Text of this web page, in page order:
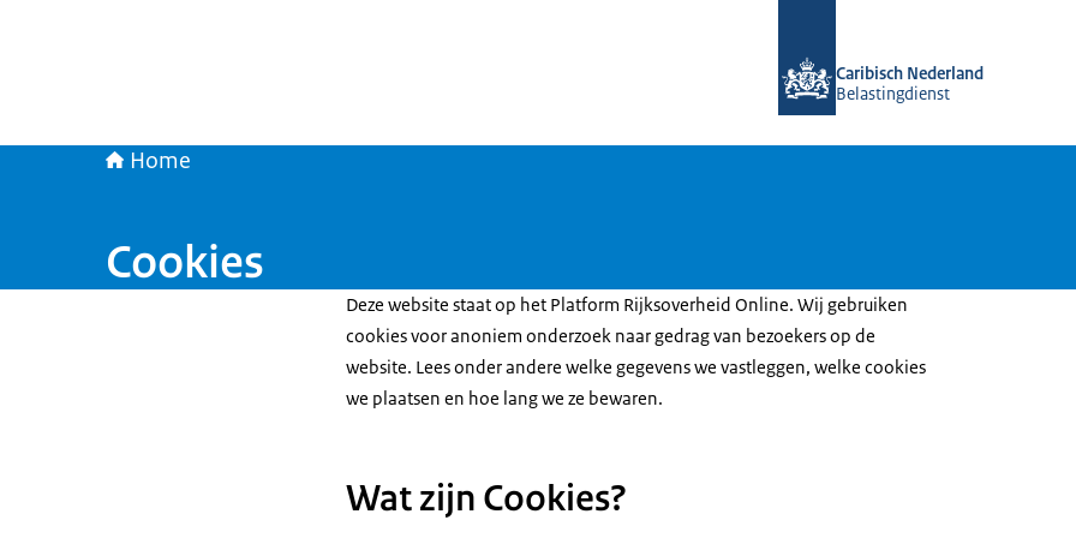
Caribisch Nederland
Belastingdienst
Home
Cookies
Deze website staat op het Platform Rijksoverheid Online. Wij gebruiken
cookies voor anoniem onderzoek naar gedrag van bezoekers op de
website. Lees onder andere welke gegevens we vastleggen, welke cookies
we plaatsen en hoe lang we ze bewaren.
Wat zijn Cookies?